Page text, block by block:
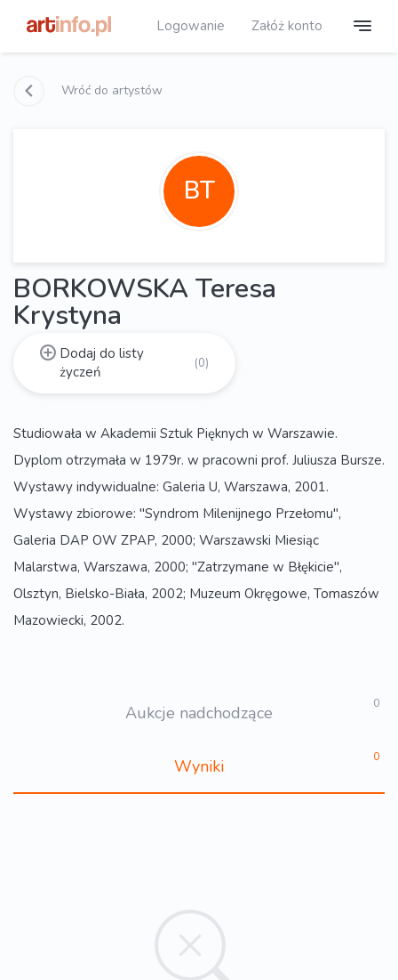
Logowanie Załóż konto
Wróć do artystów
BT
BORKOWSKA Teresa
Krystyna
Dodaj do listy
życzeń
(0)
Studiowała w Akademii Sztuk Pięknych w Warszawie.
Dyplom otrzymała w 1979r. w pracowni prof. Juliusza Bursze.
Wystawy indywidualne: Galeria U, Warszawa, 2001.
Wystawy zbiorowe: "Syndrom Milenijnego Przełomu",
Galeria DAP OW ZPAP, 2000; Warszawski Miesiąc
Malarstwa, Warszawa, 2000; "Zatrzymane w Błękicie",
Olsztyn, Bielsko-Biała, 2002; Muzeum Okręgowe, Tomaszów
Mazowiecki, 2002.
Aukcje nadchodzące 0
Wyniki 0